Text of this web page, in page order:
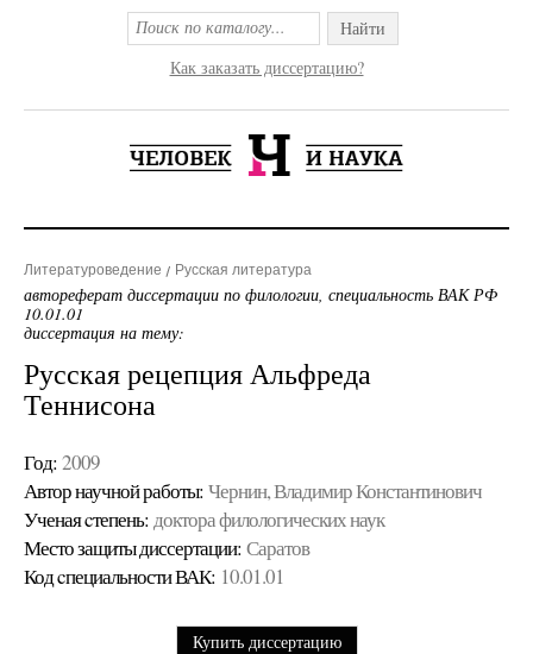
Найти
Как заказать диссертацию?
Литературоведение Русская литература
автореферат диссертации по филологии, специальность ВАК РФ
10.01.01
диссертация на тему:
Русская рецепция Альфреда
Теннисона
Год: 2009
Автор научной работы: Чернин, Владимир Константинович
Ученая cтепень: доктора филологических наук
Место защиты диссертации: Саратов
Код cпециальности ВАК: 10.01.01
Купить диссертацию